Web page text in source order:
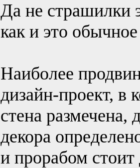
Да не страшилки
как и это
Наиболее
дизайн-проект, в
стена
декора
и прорабом стоит